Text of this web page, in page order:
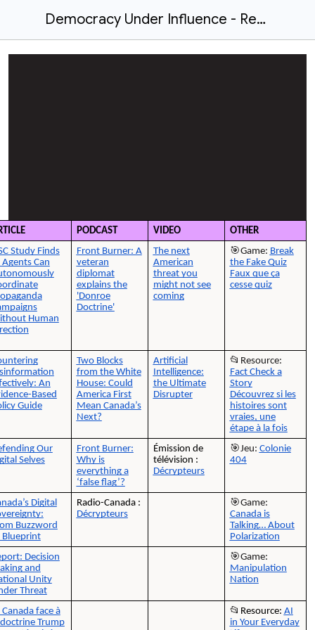
Democracy Under Influence - Resources List | Démocratie sous influence - Ressources recommandées
PODCAST VIDEO
OTHER
Study Finds
Agents Can
Human
Front Burner: A
veteran
diplomat
explains the
'Donroe
Doctrine'
The next
American
threat you
might not see
coming
🎯Game: Break
the Fake Quiz
Faux que ça
cesse quiz
An
Based
Guide
Two Blocks
from the White
House: Could
America First
Mean Canada’s
Next?
Artificial
Intelligence:
the Ultimate
Disrupter
📂Resource:
Fact Check a
Story
Découvrez si les
histoires sont
vraies, une
étape à la fois
Our
Selves
Front Burner:
Why is
everything a
‘false flag’?
Émission de
télévision :
Décrypteurs
🎯Jeu: Colonie
404
Digital
Buzzword
Radio-Canada :
Décrypteurs
🎯Game:
Canada is
Talking… About
Polarization
Decision
and
Unity
Threat
🎯Game:
Manipulation
Nation
Canada face à
Trump
📂 Resource: AI
in Your Everyday